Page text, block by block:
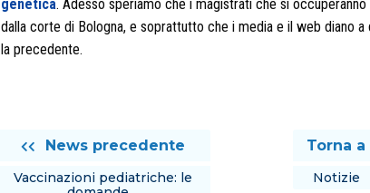
genetica. Adesso speriamo che i magistrati che si
dalla corte di Bologna, e soprattutto che i media e il web diano
la precedente.
News precedente
Vaccinazioni pediatriche: le
Torna a
Notizie